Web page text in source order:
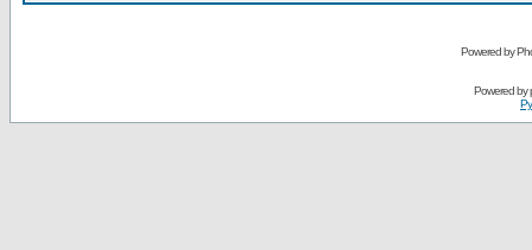
Powered by
Powered by